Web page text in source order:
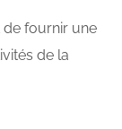
fournir une
de la